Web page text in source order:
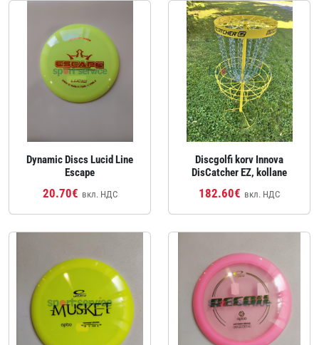
Dynamic Discs Lucid Line
Escape
20.70€ вкл. НДС
Discgolfi korv Innova
DisCatcher EZ, kollane
182.60€ вкл. НДС